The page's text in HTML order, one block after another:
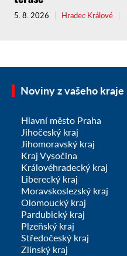
5. 8. 2026 Hradec Králové
Noviny z vašeho kraje
Hlavní město Praha
Jihočeský kraj
Jihomoravský kraj
Kraj Vysočina
Královéhradecký kraj
Liberecký kraj
Moravskoslezský kraj
Olomoucký kraj
Pardubický kraj
Plzeňský kraj
Středočeský kraj
Zlínský kraj